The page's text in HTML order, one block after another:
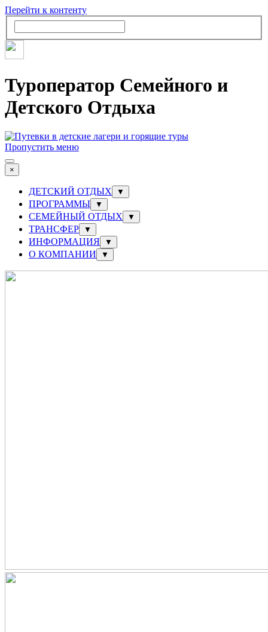
Перейти к контенту
Туроператор Семейного и
Детского Отдыха
Пропустить меню
×
ДЕТСКИЙ ОТДЫХ ▼
ПРОГРАММЫ ▼
СЕМЕЙНЫЙ ОТДЫХ ▼
ТРАНСФЕР ▼
ИНФОРМАЦИЯ ▼
О КОМПАНИИ ▼